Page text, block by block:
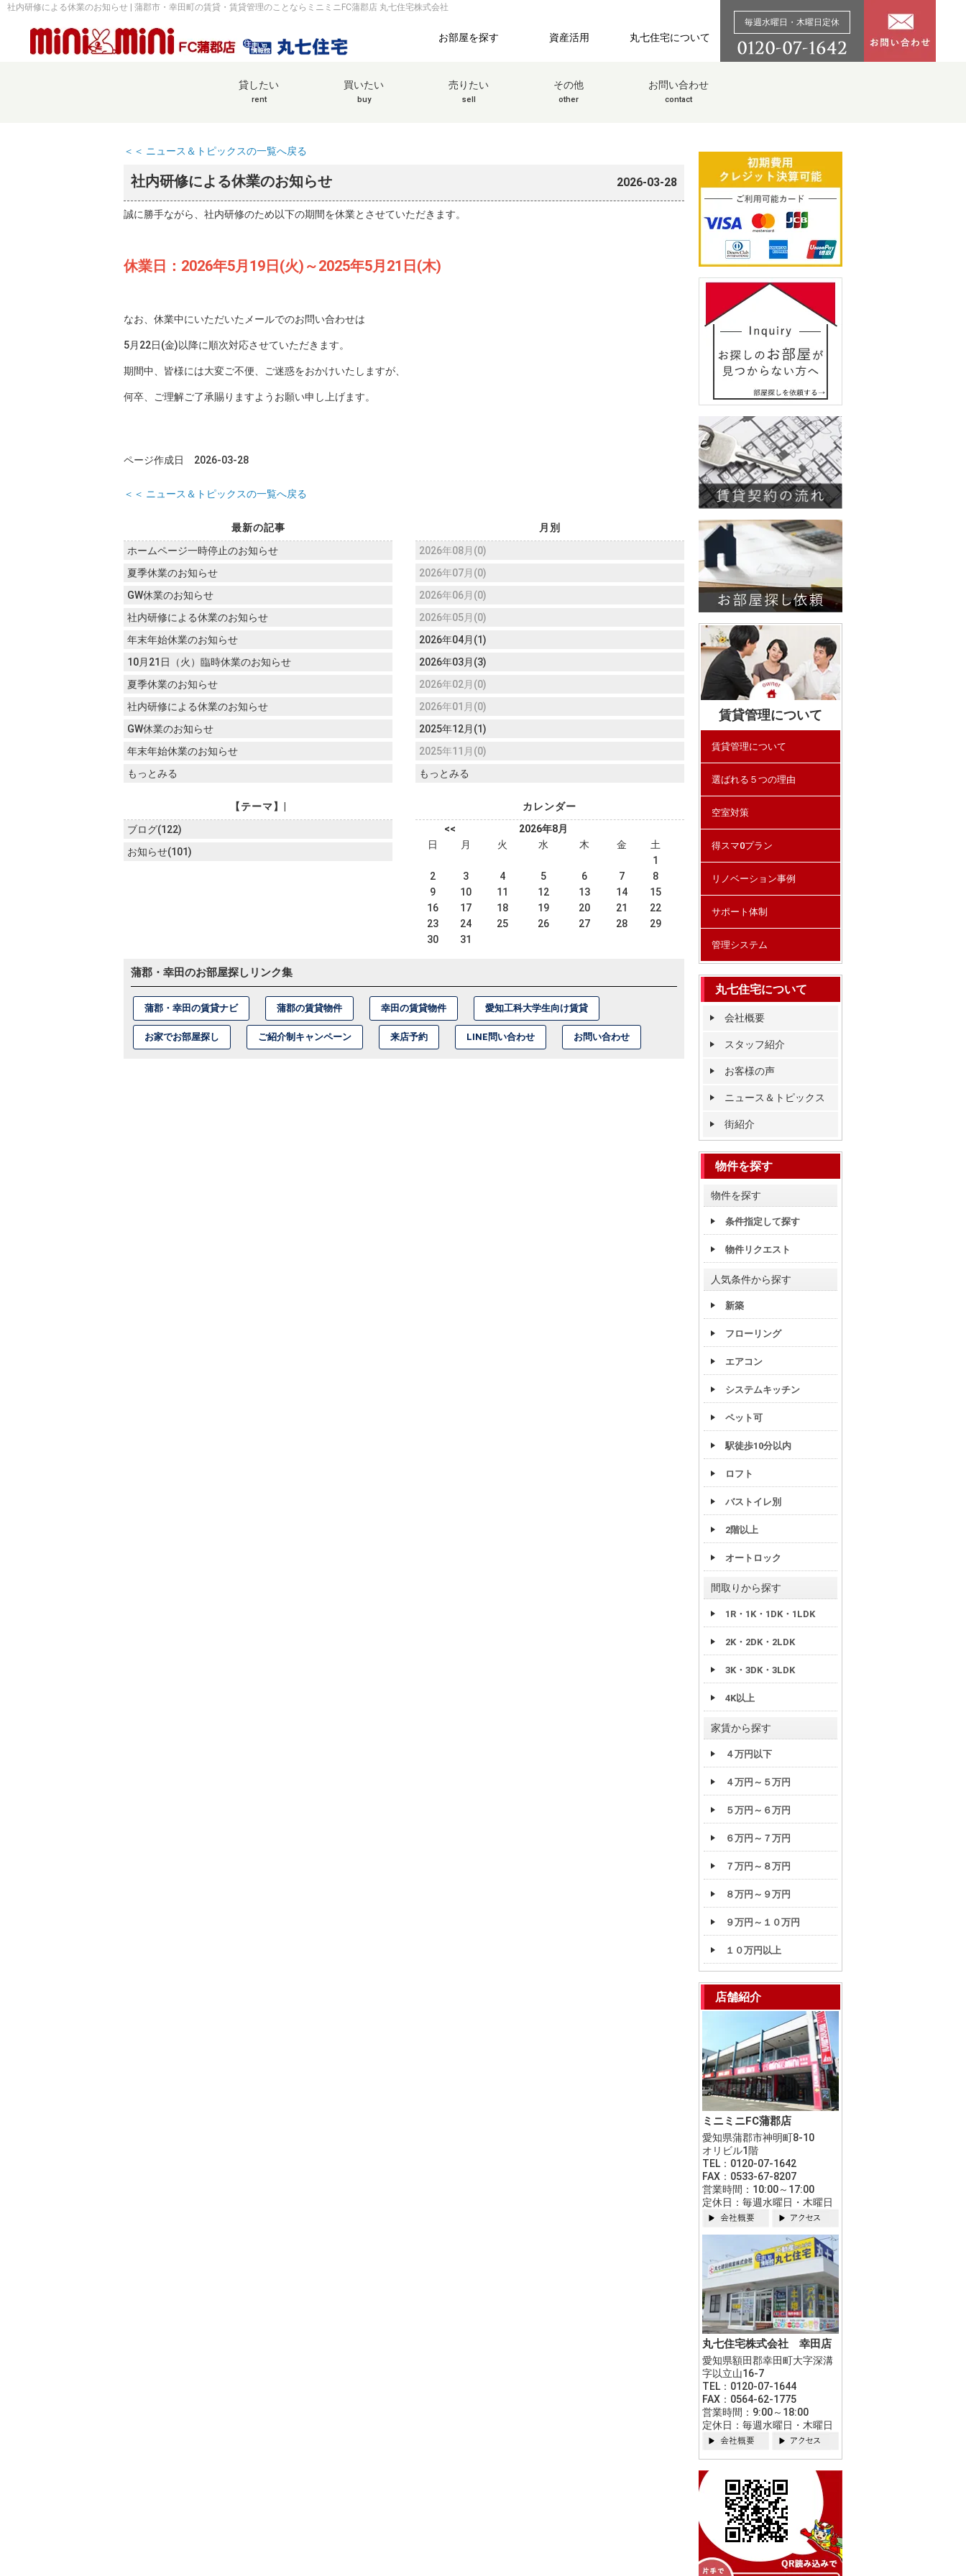
社内研修による休業のお知らせ | 蒲郡市・幸田町の賃貸・賃貸管理のことならミニミニFC蒲郡店 丸七住宅株式会社
お部屋を探す 資産活用 丸七住宅について
毎週水曜日・木曜日定休
貸したい
rent
買いたい
buy
売りたい
sell
その他
other
お問い合わせ
contact
＜＜ ニュース＆トピックスの一覧へ戻る
社内研修による休業のお知らせ 2026-03-28
誠に勝手ながら、社内研修のため以下の期間を休業とさせていただきます。
休業日：2026年5月19日(火)～2025年5月21日(木)
なお、休業中にいただいたメールでのお問い合わせは
5月22日(金)以降に順次対応させていただきます。
期間中、皆様には大変ご不便、ご迷惑をおかけいたしますが、
何卒、ご理解ご了承賜りますようお願い申し上げます。
ページ作成日 2026-03-28
＜＜ ニュース＆トピックスの一覧へ戻る
最新の記事
ホームページ一時停止のお知らせ
夏季休業のお知らせ
GW休業のお知らせ
社内研修による休業のお知らせ
年末年始休業のお知らせ
10月21日（火）臨時休業のお知らせ
夏季休業のお知らせ
社内研修による休業のお知らせ
GW休業のお知らせ
年末年始休業のお知らせ
もっとみる
月別
2026年08月(0)
2026年07月(0)
2026年06月(0)
2026年05月(0)
2026年04月(1)
2026年03月(3)
2026年02月(0)
2026年01月(0)
2025年12月(1)
2025年11月(0)
もっとみる
【テーマ】|
ブログ(122)
お知らせ(101)
カレンダー
<<
2026年8月
日
月 火 水 木 金
土
1
2
3 4 5 6 7
8
9
10 11 12 13 14
15
16
17 18 19 20 21
22
23
24 25 26 27 28
29
30
31
蒲郡・幸田のお部屋探しリンク集
蒲郡・幸田の賃貸ナビ 蒲郡の賃貸物件 幸田の賃貸物件 愛知工科大学生向け賃貸
お家でお部屋探し ご紹介制キャンペーン 来店予約 LINE問い合わせ お問い合わせ
賃貸管理について
賃貸管理について
選ばれる５つの理由
空室対策
得スマ0プラン
リノベーション事例
サポート体制
管理システム
丸七住宅について
会社概要
スタッフ紹介
お客様の声
ニュース＆トピックス
街紹介
物件を探す
物件を探す
条件指定して探す
物件リクエスト
人気条件から探す
新築
フローリング
エアコン
システムキッチン
ペット可
駅徒歩10分以内
ロフト
バストイレ別
2階以上
オートロック
間取りから探す
1R・1K・1DK・1LDK
2K・2DK・2LDK
3K・3DK・3LDK
4K以上
家賃から探す
４万円以下
４万円～５万円
５万円～６万円
６万円～７万円
７万円～８万円
８万円～９万円
９万円～１０万円
１０万円以上
店舗紹介
ミニミニFC蒲郡店
愛知県蒲郡市神明町8-10
オリビル1階
TEL：0120-07-1642
FAX：0533-67-8207
営業時間：10:00～17:00
定休日：毎週水曜日・木曜日
丸七住宅株式会社 幸田店
愛知県額田郡幸田町大字深溝
字以立山16-7
TEL：0120-07-1644
FAX：0564-62-1775
営業時間：9:00～18:00
定休日：毎週水曜日・木曜日